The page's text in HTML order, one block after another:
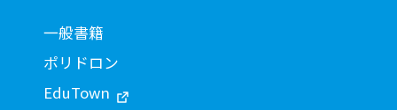
一般書籍
ポリドロン
EduTown